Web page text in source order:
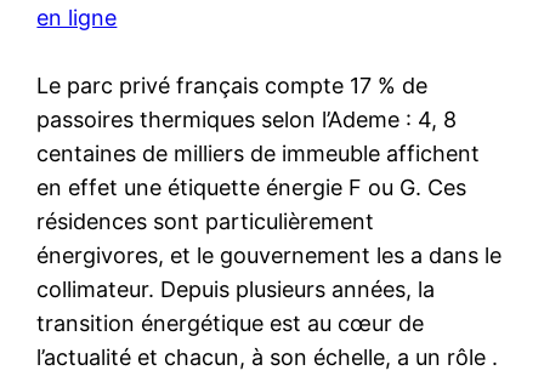
en ligne
Le parc privé français compte 17 % de
passoires thermiques selon l’Ademe : 4, 8
centaines de milliers de immeuble affichent
en effet une étiquette énergie F ou G. Ces
résidences sont particulièrement
énergivores, et le gouvernement les a dans le
collimateur. Depuis plusieurs années, la
transition énergétique est au cœur de
l’actualité et chacun, à son échelle, a un rôle .